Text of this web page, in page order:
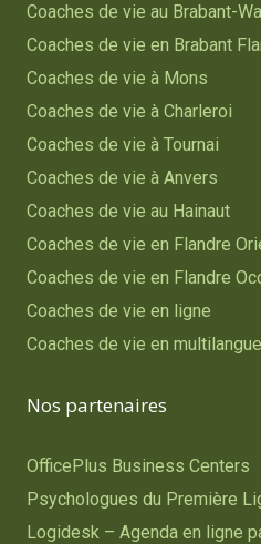
Coaches de vie au Brabant-
Coaches de vie en Brabant
Coaches de vie à Mons
Coaches de vie à Charleroi
Coaches de vie à Tournai
Coaches de vie à Anvers
Coaches de vie au Hainaut
Coaches de vie en Flandre
Coaches de vie en Flandre
Coaches de vie en ligne
Coaches de vie en multilangue
Nos partenaires
OfficePlus Business Centers
Psychologues du Première
Logidesk – Agenda en ligne